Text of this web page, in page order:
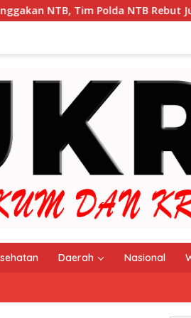
NTB, Tim Polda NTB Rebut Juara
Daerah Nasional